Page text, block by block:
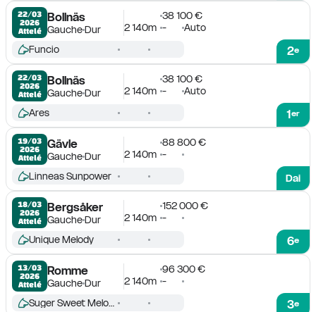
22/03
2026
Attelé
Bollnäs
GaucheDur
38 100 €
2 140m - Auto
2e
Funcio
22/03
2026
Attelé
Bollnäs
GaucheDur
38 100 €
2 140m - Auto
1er
Ares
19/03
2026
Attelé
Gävle
GaucheDur
88 800 €
2 140m -
Dai
Linneas Sunpower
18/03
2026
Attelé
Bergsåker
GaucheDur
152 000 €
2 140m -
6e
Unique Melody
13/03
2026
Attelé
Romme
GaucheDur
96 300 €
2 140m -
3e
Suger Sweet Melody